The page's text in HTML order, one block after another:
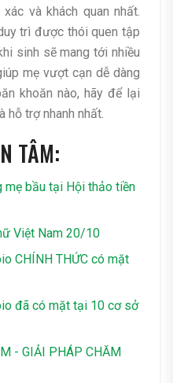
và khách quan nhất.
trì được thói quen tập
sinh sẽ mang tới nhiều
mẹ vượt cạn dễ dàng
khoăn nào, hãy để lại
hỗ trợ nhanh nhất.
TÂM:
mẹ bầu tại Hội thảo tiền
Việt Nam 20/10
CHÍNH THỨC có mặt
đã có mặt tại 10 cơ sở
- GIẢI PHÁP CHĂM